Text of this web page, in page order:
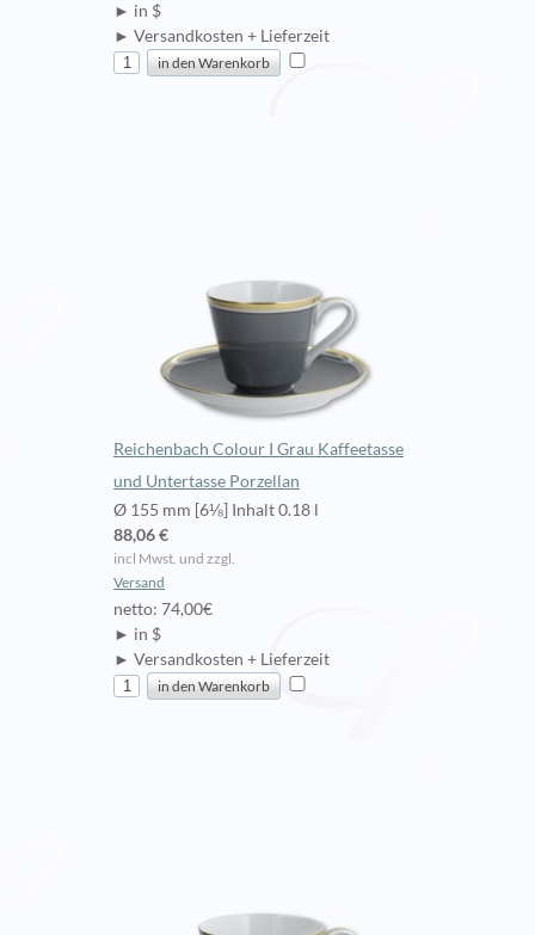
► in $
► Versandkosten + Lieferzeit
Reichenbach Colour I Grau Kaffeetasse
und Untertasse Porzellan
Ø 155 mm [6⅛] Inhalt 0.18 l
88,06 €
incl Mwst. und zzgl.
Versand
netto: 74,00€
► in $
► Versandkosten + Lieferzeit